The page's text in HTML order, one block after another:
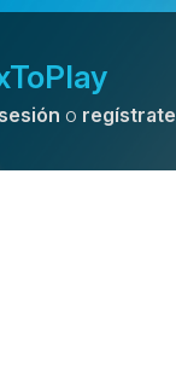
o regístrate